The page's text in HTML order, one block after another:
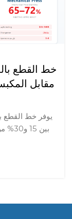
خط القطع
بين